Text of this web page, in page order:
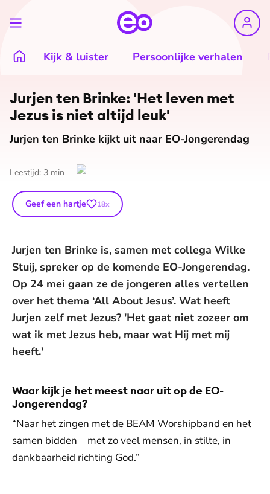
Kijk & luister Persoonlijke verhalen
Jurjen ten Brinke: 'Het leven met
Jezus is niet altijd leuk'
Jurjen ten Brinke kijkt uit naar EO-Jongerendag
Leestijd: 3 min
Geef een hartje 18x
Jurjen ten Brinke is, samen met collega Wilke
Stuij, spreker op de komende EO-Jongerendag.
Op 24 mei gaan ze de jongeren alles vertellen
over het thema ‘All About Jesus’. Wat heeft
Jurjen zelf met Jezus? 'Het gaat niet zozeer om
wat ik met Jezus heb, maar wat Hij met mij
heeft.'
Waar kijk je het meest naar uit op de EO-
Jongerendag?
“Naar het zingen met de BEAM Worshipband en het
samen bidden – met zo veel mensen, in stilte, in
dankbaarheid richting God.”